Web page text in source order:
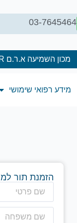
03-7645464
מכון השמיעה א.ר.ם H.EAR
מידע רפואי שימושי
הזמנת תור